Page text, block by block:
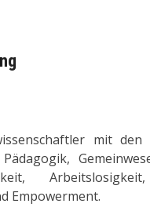
mit den
Empowerment.